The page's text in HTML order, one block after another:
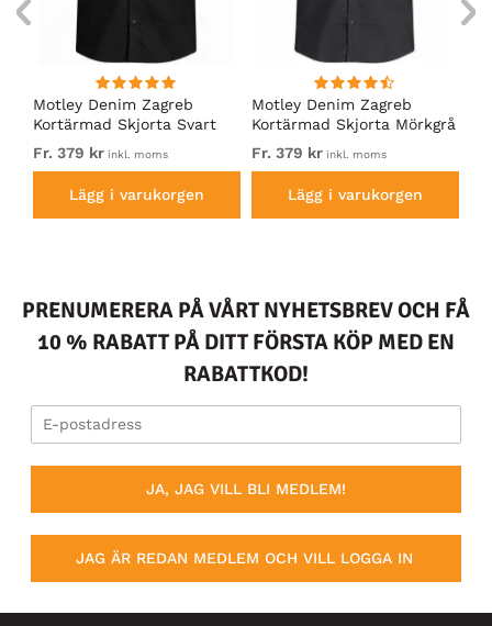
Motley Denim Zagreb
Kortärmad Skjorta Svart
Fr. 379 kr inkl. moms
Lägg i varukorgen
Motley Denim Zagreb
Kortärmad Skjorta Mörkgrå
Fr. 379 kr inkl. moms
Lägg i varukorgen
PRENUMERERA PÅ VÅRT NYHETSBREV OCH FÅ
10 % RABATT PÅ DITT FÖRSTA KÖP MED EN
RABATTKOD!
JA, JAG VILL BLI MEDLEM!
JAG ÄR REDAN MEDLEM OCH VILL LOGGA IN